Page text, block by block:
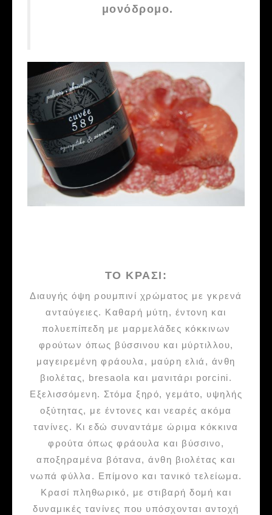
μονόδρομο.
ΤΟ ΚΡΑΣΙ:
Διαυγής όψη ρουμπινί χρώματος με γκρενά
ανταύγειες. Καθαρή μύτη, έντονη και
πολυεπίπεδη με μαρμελάδες κόκκινων
φρούτων όπως βύσσινου και μύρτιλλου,
μαγειρεμένη φράουλα, μαύρη ελιά, άνθη
βιολέτας, bresaola και μανιτάρι porcini.
Εξελισσόμενη. Στόμα ξηρό, γεμάτο, υψηλής
οξύτητας, με έντονες και νεαρές ακόμα
τανίνες. Κι εδώ συναντάμε ώριμα κόκκινα
φρούτα όπως φράουλα και βύσσινο,
αποξηραμένα βότανα, άνθη βιολέτας και
νωπά φύλλα. Επίμονο και τανικό τελείωμα.
Κρασί πληθωρικό, με στιβαρή δομή και
δυναμικές τανίνες που υπόσχονται αντοχή